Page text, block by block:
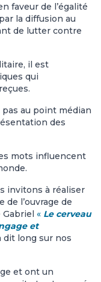
faveur de l’égalité
la diffusion au
de lutter contre
il est
qui
au point médian
des
mots influencent
invitons à réaliser
l’ouvrage de
Gabriel « Le cerveau
et
dit long sur nos
et ont un